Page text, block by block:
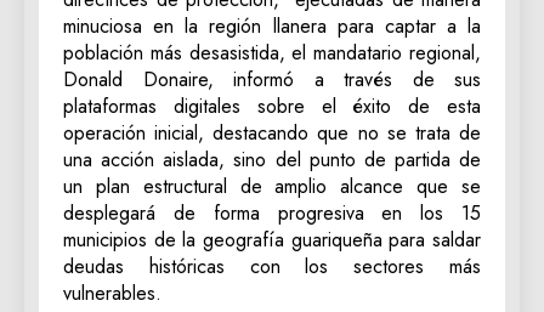
minuciosa en la región llanera para captar a la
población más desasistida, el mandatario regional,
Donald Donaire, informó a través de sus
plataformas digitales sobre el éxito de esta
operación inicial, destacando que no se trata de
una acción aislada, sino del punto de partida de
un plan estructural de amplio alcance que se
desplegará de forma progresiva en los 15
municipios de la geografía guariqueña para saldar
deudas históricas con los sectores más
vulnerables.